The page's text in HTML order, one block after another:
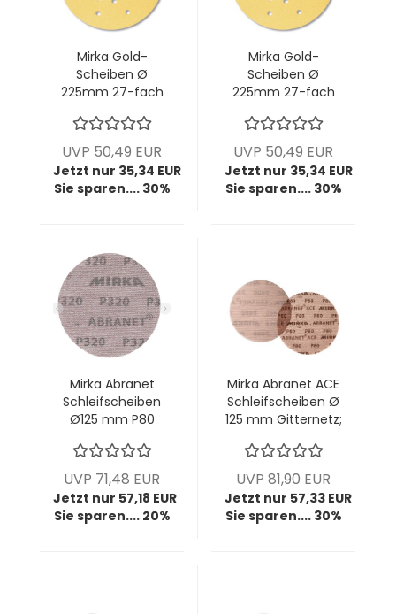
Mirka Gold-
Scheiben Ø
225mm 27-fach
25 Stck/Pck
UVP 50,49 EUR
Jetzt nur 35,34 EUR
Sie sparen.... 30%
Mirka Gold-
Scheiben Ø
225mm 27-fach
25 Stck/Pck
UVP 50,49 EUR
Jetzt nur 35,34 EUR
Sie sparen.... 30%
Mirka Abranet
Schleifscheiben
Ø125 mm P80
Stck/Pck
UVP 71,48 EUR
Jetzt nur 57,18 EUR
Sie sparen.... 20%
Mirka Abranet ACE
Schleifscheiben Ø
125 mm Gitternetz;
Stck/Pck
UVP 81,90 EUR
Jetzt nur 57,33 EUR
Sie sparen.... 30%